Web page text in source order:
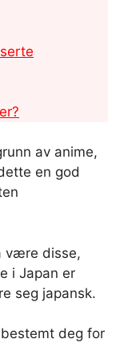
av anime,
en god
være disse,
i Japan er
seg japansk.
deg for